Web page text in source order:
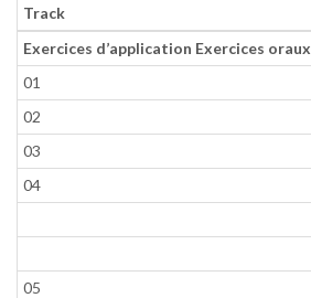
Track
Exercices d’application Exercices oraux
01
02
03
04
05